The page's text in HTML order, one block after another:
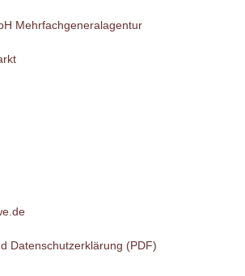
Mehrfachgeneralagentur
Datenschutzerklärung (PDF)